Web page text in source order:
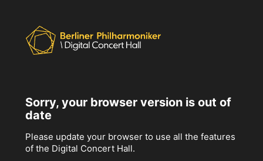
Sorry, your browser version is out of
date
Please update your browser to use all the features
of the Digital Concert Hall.